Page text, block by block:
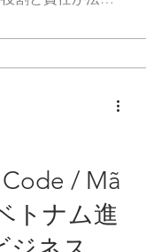
法定代表者にす
異なる特有の規
Code / Mã
トナム進